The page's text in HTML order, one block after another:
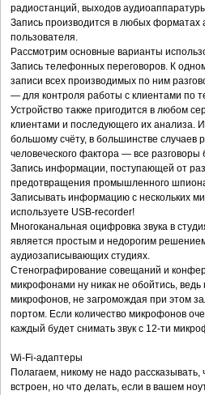
радиостанций, выходов
Запись производится в любых форматах
пользователя.
Рассмотрим основные варианты
Запись телефонных переговоров. К
записи всех производимых по ним
— для контроля работы с клиентами по
Устройство также пригодится в любом
клиентами и последующего их анализа.
большому счёту, в большинстве случаев
человеческого фактора — все
Запись информации, поступающей от
предотвращения промышленного
Записывать информацию с нескольких
используете USB-recorder!
Многоканальная оцифровка звука в
является простым и недорогим
аудиозаписывающих студиях.
Стенографирование совещаний и
микрофонами ну никак не обойтись, ведь
микрофонов, не загромождая при этом
портом. Если количество микрофонов
каждый будет снимать звук с 12-ти
Wi-Fi-адаптеры
Полагаем, никому не надо
встроен, но что делать, если в вашем